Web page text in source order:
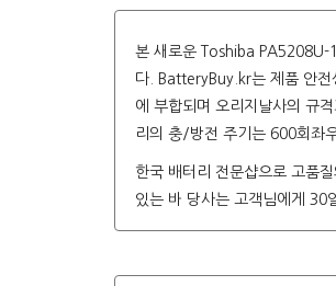
본 새로운Toshiba PA5208U-
다. BatteryBuy.kr는 제품 안
에 부합되며 오리지날사의 규
리의 충/방전 주기는 600회좌
한국 배터리 전문샵으로 고품
있는 바 당사는 고객님에게 30